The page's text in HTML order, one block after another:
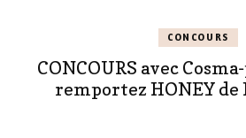
CONCOURS
CONCOURS avec
remportez HONEY de